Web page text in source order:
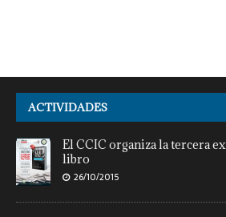
ACTIVIDADES
El CCIC organiza la tercera
libro
26/10/2015